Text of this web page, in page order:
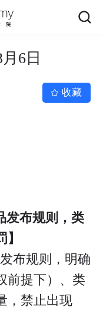
6日
收藏
发布规则，类
布规则，明确
前提下）、类
，禁止出现